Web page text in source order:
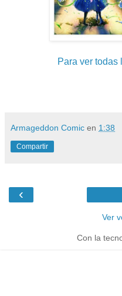
Para ver todas
Armageddon Comic en 1:38
Compartir
‹
Ver
Con la